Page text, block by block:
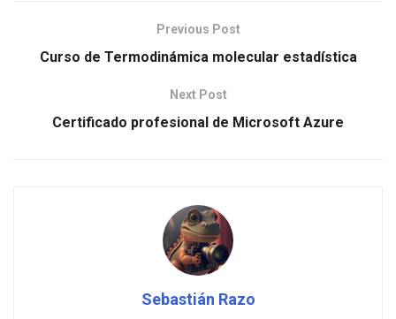
Previous Post
Curso de Termodinámica molecular estadística
Next Post
Certificado profesional de Microsoft Azure
Sebastián Razo